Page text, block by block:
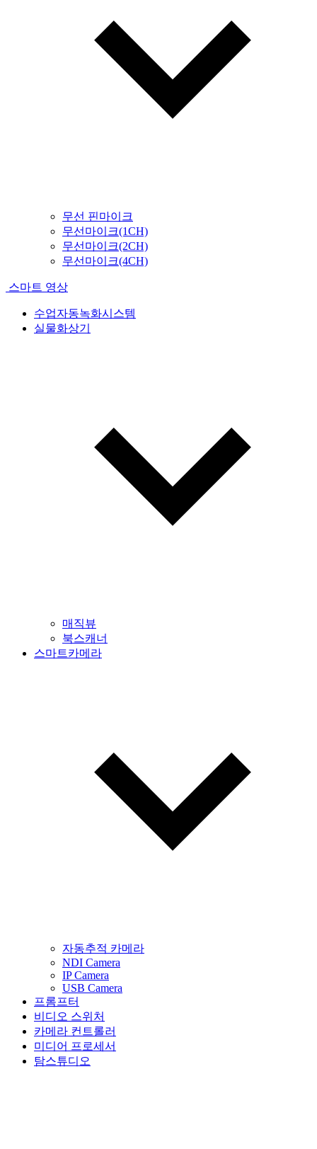
무선 핀마이크
무선마이크(1CH)
무선마이크(2CH)
무선마이크(4CH)
스마트 영상
수업자동녹화시스템
실물화상기
매직뷰
북스캐너
스마트카메라
자동추적 카메라
NDI Camera
IP Camera
USB Camera
프롬프터
비디오 스위처
카메라 컨트롤러
미디어 프로세서
탐스튜디오